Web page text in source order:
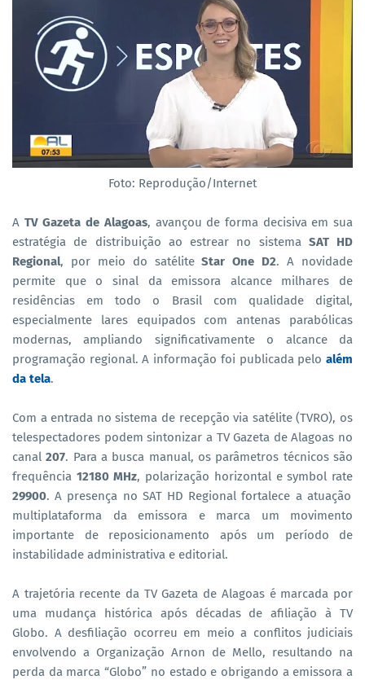
Foto: Reprodução/Internet
A TV Gazeta de Alagoas, avançou de forma decisiva em sua
estratégia de distribuição ao estrear no sistema SAT HD
Regional, por meio do satéliteStar One D2. A novidade
permite que o sinal da emissora alcance milhares de
residências em todo o Brasil com qualidade digital,
especialmente lares equipados com antenas parabólicas
modernas, ampliando significativamente o alcance da
programação regional. A informação foi publicada pelo além
da tela.
Com a entrada no sistema de recepção via satélite (TVRO), os
telespectadores podem sintonizar a TV Gazeta de Alagoas no
canal207. Para a busca manual, os parâmetros técnicos são
frequência 12180 MHz, polarização horizontal e symbol rate
29900. A presença no SAT HD Regional fortalece a atuação
multiplataforma da emissora e marca um movimento
importante de reposicionamento após um período de
instabilidade administrativa e editorial.
A trajetória recente da TV Gazeta de Alagoas é marcada por
uma mudança histórica após décadas de afiliação à TV
Globo. A desfiliação ocorreu em meio a conflitos judiciais
envolvendo a Organização Arnon de Mello, resultando na
perda da marca “Globo” no estado e obrigando a emissora a